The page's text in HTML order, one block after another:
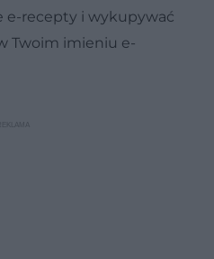
e-recepty i wykupywać
Twoim imieniu e-